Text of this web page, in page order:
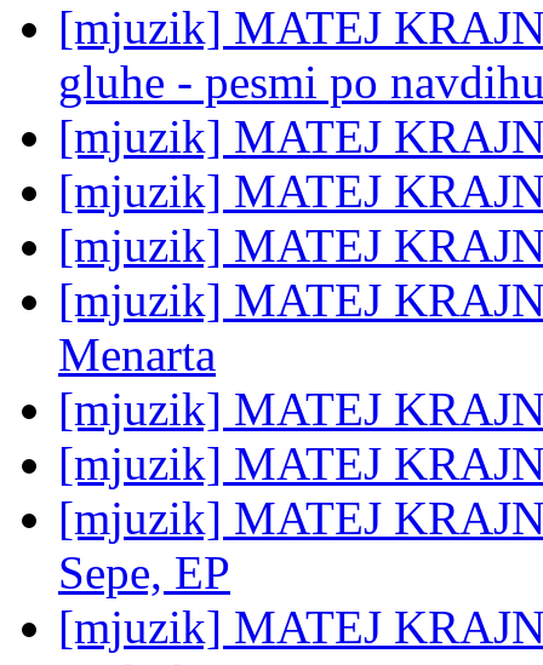
[mjuzik] MATEJ
gluhe - pesmi po
[mjuzik] MATEJ
[mjuzik] MATEJ
[mjuzik] MATEJ
[mjuzik] MATEJ
Menarta
[mjuzik] MATEJ
[mjuzik] MATEJ
[mjuzik] MATEJ
Sepe, EP
[mjuzik] MATEJ